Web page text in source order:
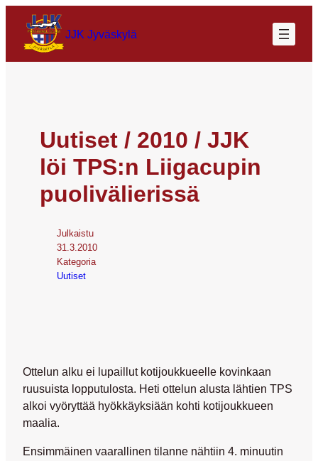
JJK Jyväskylä
Uutiset / 2010 / JJK
löi TPS:n Liigacupin
puolivälierissä
Julkaistu
31.3.2010
Kategoria
Uutiset
Ottelun alku ei lupaillut kotijoukkueelle kovinkaan
ruusuista lopputulosta. Heti ottelun alusta lähtien TPS
alkoi vyöryttää hyökkäyksiään kohti kotijoukkueen
maalia.
Ensimmäinen vaarallinen tilanne nähtiin 4. minuutin